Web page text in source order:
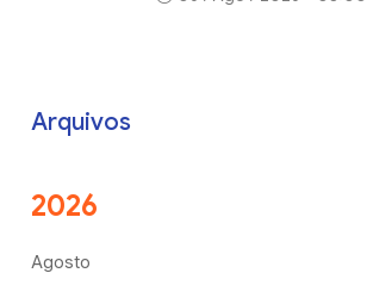
Arquivos
2026
Agosto